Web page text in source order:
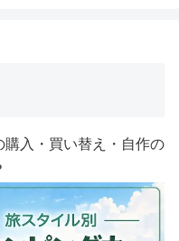
入・買い替え・自作の